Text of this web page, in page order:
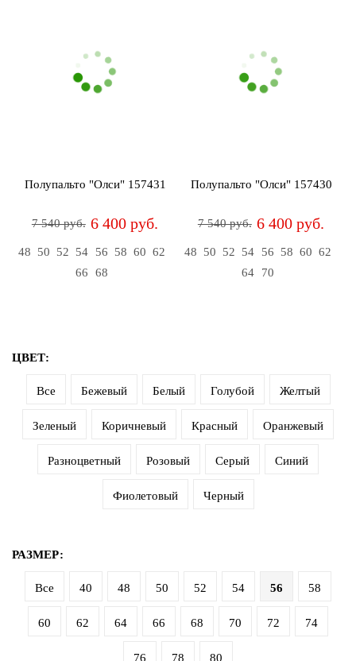
Полупальто "Олси" 157431
7 540 руб. 6 400 руб.
48 50 52 54 56 58 60 62
66
68
Полупальто "Олси" 157430
7 540 руб. 6 400 руб.
48 50 52 54 56 58 60 62
64
70
ЦВЕТ:
Все Бежевый Белый Голубой Желтый
Зеленый Коричневый Красный Оранжевый
Разноцветный Розовый Серый Синий
Фиолетовый Черный
РАЗМЕР:
Все 40 48 50 52 54 56 58
60 62 64 66 68 70 72 74
76 78 80